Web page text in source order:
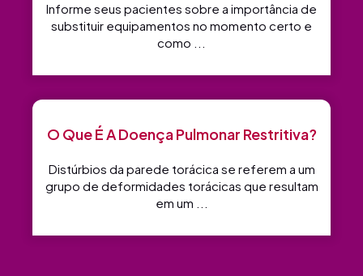
Informe seus pacientes sobre a importância de
substituir equipamentos no momento certo e
como ...
O Que É A Doença Pulmonar Restritiva?
Distúrbios da parede torácica se referem a um
grupo de deformidades torácicas que resultam
em um ...